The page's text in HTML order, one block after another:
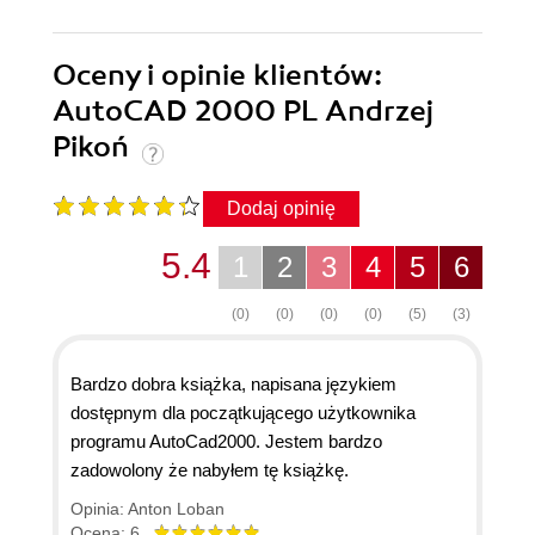
Oceny i opinie klientów:
AutoCAD 2000 PL Andrzej
Pikoń
Dodaj opinię
6
(3)
5
(5)
4
(0)
3
(0)
2
(0)
1
(0)
5.4
Bardzo dobra książka, napisana językiem
dostępnym dla początkującego użytkownika
programu AutoCad2000. Jestem bardzo
zadowolony że nabyłem tę książkę.
Opinia: Anton Loban